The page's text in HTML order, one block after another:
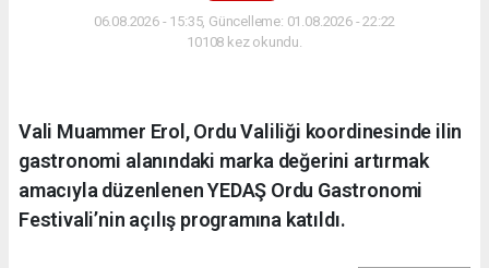
06.08.2026 - 15:35, Güncelleme: 01.08.2026 - 22:22
10108 kez okundu.
Vali Muammer Erol, Ordu Valiliği koordinesinde ilin
gastronomi alanındaki marka değerini artırmak
amacıyla düzenlenen YEDAŞ Ordu Gastronomi
Festivali’nin açılış programına katıldı.